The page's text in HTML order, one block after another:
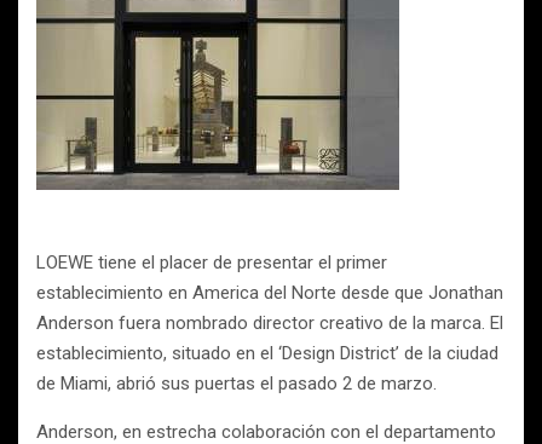
LOEWE tiene el placer de presentar el primer
establecimiento en America del Norte desde que Jonathan
Anderson fuera nombrado director creativo de la marca. El
establecimiento, situado en el ‘Design District’ de la ciudad
de Miami, abrió sus puertas el pasado 2 de marzo.
Anderson, en estrecha colaboración con el departamento